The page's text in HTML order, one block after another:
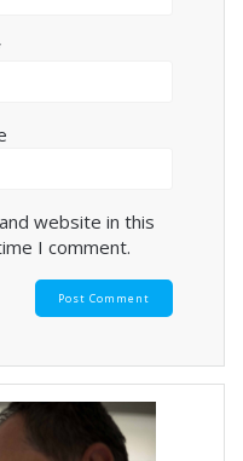
website in this
I comment.